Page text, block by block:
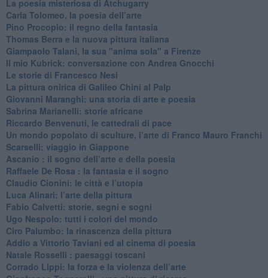
​La poesia misteriosa di Atchugarry
Carla Tolomeo, la poesia dell’arte
Pino Procopio: il regno della fantasia
Thomas Berra e la nuova pittura italiana
Giampaolo Talani, la sua "anima sola" a Firenze
Il mio Kubrick: conversazione con Andrea Gnocchi
Le storie di Francesco Nesi
​La pittura onirica di Galileo Chini al Palp
​Giovanni Maranghi: una storia di arte e poesia
Sabrina Marianelli: storie africane
​Riccardo Benvenuti, le cattedrali di pace
​Un mondo popolato di sculture, l’arte di Franco Mauro Franchi
​Scarselli: viaggio in Giappone
​Ascanio : il sogno dell’arte e della poesia
Raffaele De Rosa : la fantasia e il sogno
​Claudio Cionini: le città e l’utopia
Luca Alinari: l’arte della pittura
​Fabio Calvetti: storie, segni e sogni
Ugo Nespolo: tutti i colori del mondo
​Ciro Palumbo: la rinascenza della pittura
​Addio a Vittorio Taviani ed al cinema di poesia
​Natale Rosselli : paesaggi toscani
​Corrado Lippi: la forza e la violenza dell’arte